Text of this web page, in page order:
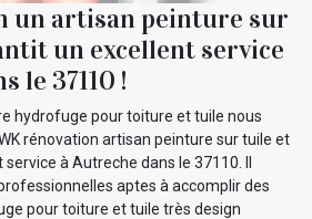
un artisan peinture sur
un excellent service
le 37110 !
hydrofuge pour toiture et tuile nous
rénovation artisan peinture sur tuile et
à Autreche dans le 37110. Il
aptes à accomplir des
pour toiture et tuile très design